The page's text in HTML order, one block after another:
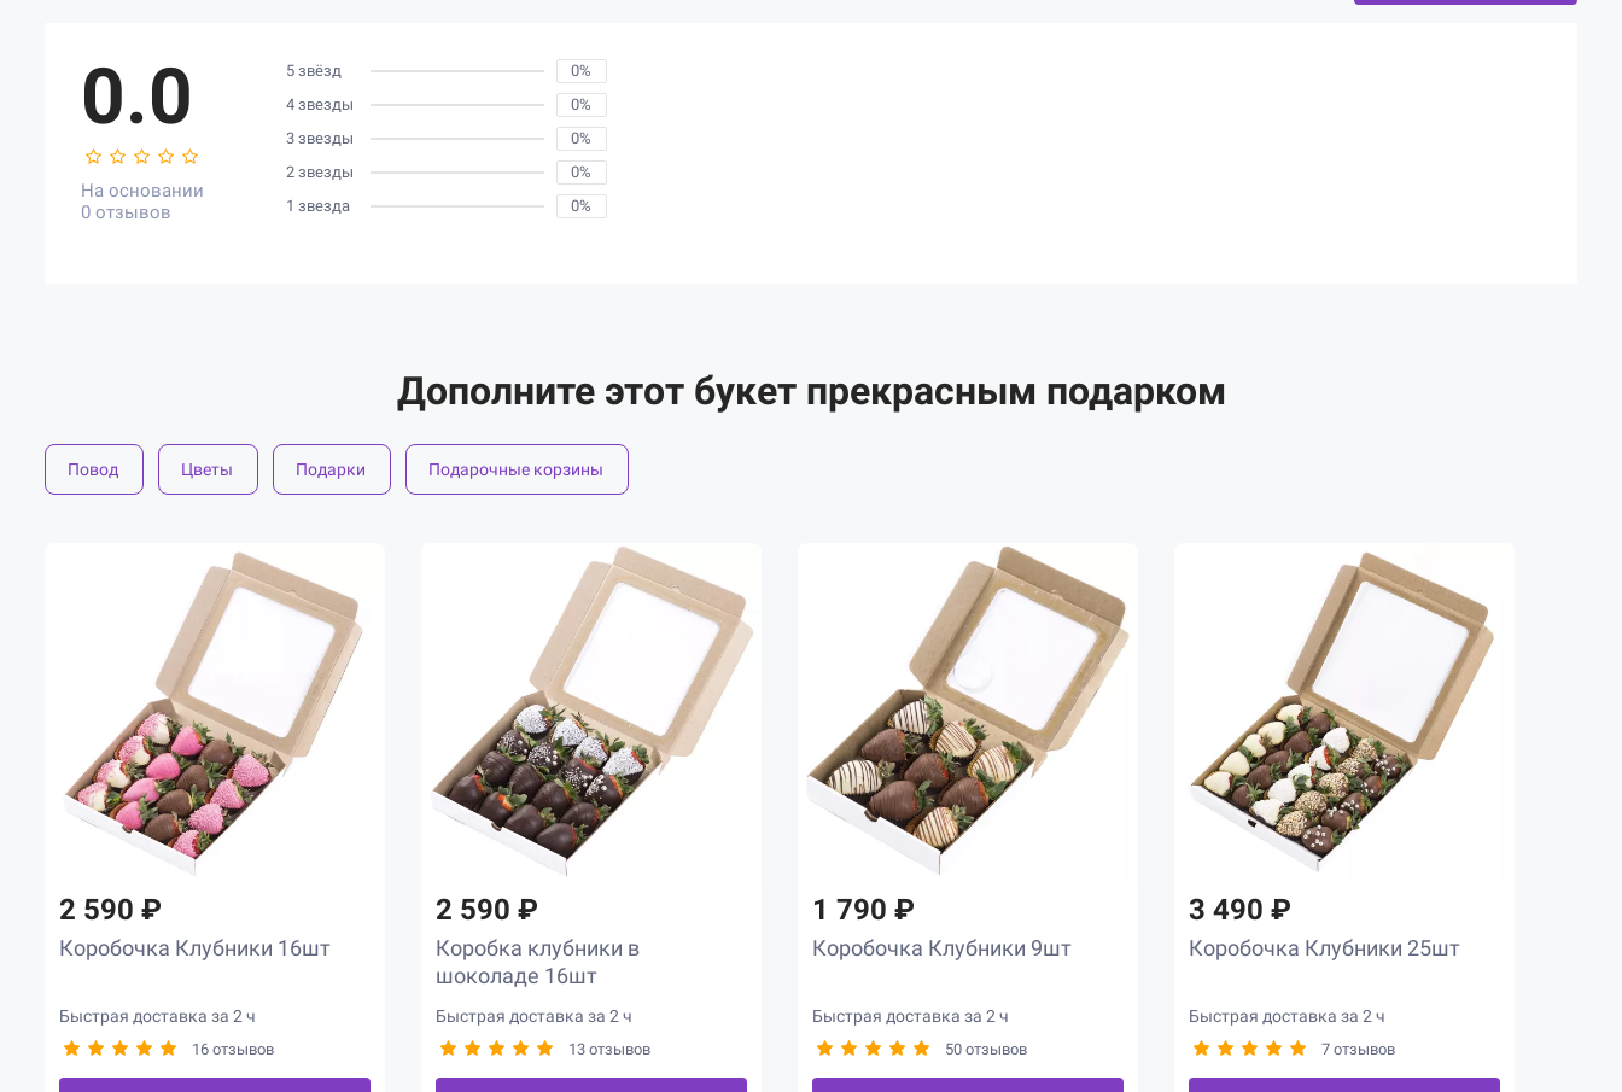
0.0
На основании
0 отзывов
5 звёзд
0%
4 звезды
0%
3 звезды
0%
2 звезды
0%
1 звезда
0%
Дополните этот букет прекрасным подарком
Повод Цветы Подарки Подарочные корзины
2 590 ₽
Коробочка Клубники 16шт
Быстрая доставка за 2 ч
16 отзывов
2 590 ₽
Коробка клубники в
шоколаде 16шт
Быстрая доставка за 2 ч
13 отзывов
1 790 ₽
Коробочка Клубники 9шт
Быстрая доставка за 2 ч
50 отзывов
3 490 ₽
Коробочка Клубники 25шт
Быстрая доставка за 2 ч
7 отзывов